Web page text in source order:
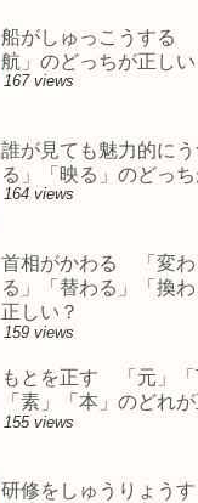
船がしゅっこうする
航」のどっちが正しい
167 views
誰が見ても魅力的に
る」「映る」のどっ
164 views
首相がかわる 「変わ
る」「替わる」「換
正しい？
159 views
もとを正す 「元」「
「素」「本」のどれ
155 views
研修をしゅうりょう